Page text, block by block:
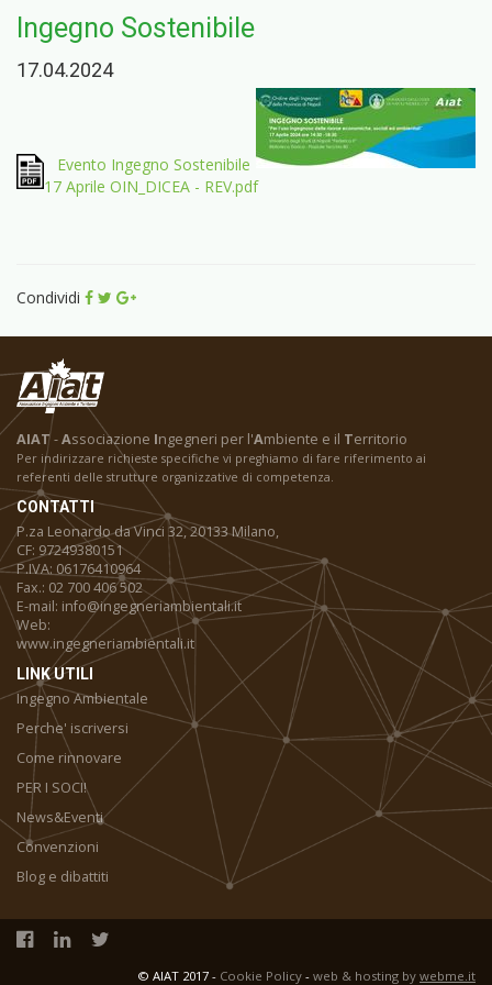
Ingegno Sostenibile
17.04.2024
Evento Ingegno Sostenibile
17 Aprile OIN_DICEA - REV.pdf
Condividi
AIAT-Associazione Ingegneri per l'Ambiente e il Territorio
Per indirizzare richieste specifiche vi preghiamo di fare riferimento ai
referenti delle strutture organizzative di competenza.
CONTATTI
P.za Leonardo da Vinci 32, 20133 Milano,
CF: 97249380151
P.IVA: 06176410964
Fax.: 02 700 406 502
E-mail: info@ingegneriambientali.it
Web:
www.ingegneriambientali.it
LINK UTILI
Ingegno Ambientale
Perche' iscriversi
Come rinnovare
PER I SOCI!
News&Eventi
Convenzioni
Blog e dibattiti
© AIAT 2017 - Cookie Policy - web & hosting by webme.it